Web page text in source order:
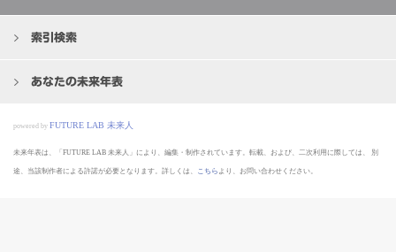
索引検索
あなたの未来年表
未来年表は、「FUTURE LAB 未来人」により、編集・制作されています。転載、および、二次利用に際しては、 別
途、当該制作者による許諾が必要となります。詳しくは、 こちら より、お問い合わせください。
powered by FUTURE LAB 未来人